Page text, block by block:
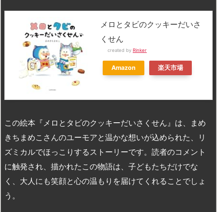
メロとタビのクッキーだいさ
くせん
created by Rinker
Amazon 楽天市場
この絵本『メロとタビのクッキーだいさくせん』は、まめ
きちまめこさんのユーモアと温かな想いが込められた、リ
ズミカルでほっこりするストーリーです。読者のコメント
に触発され、描かれたこの物語は、子どもたちだけでな
く、大人にも笑顔と心の温もりを届けてくれることでしょ
う。